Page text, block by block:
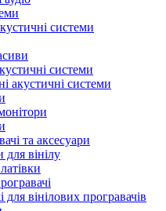
системи
системи
акустичні системи
та аксесуари
для вінілу
вінілових програвачів